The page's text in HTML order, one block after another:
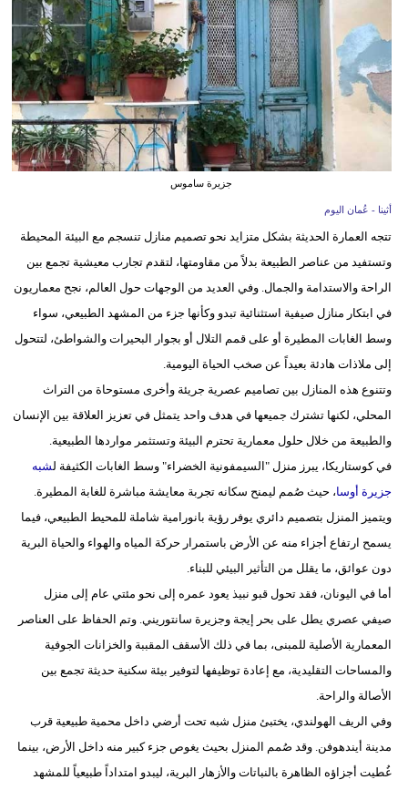
ديكور
أخبار
إعلام
تعليم
علوم
وتكنولوجيا
بيئة
مدوَّنات
فيديو
سيارات
جزيرة ساموس
أثينا - عُمان اليوم
تتجه العمارة الحديثة بشكل متزايد نحو تصميم منازل تنسجم مع البيئة المحيطة
وتستفيد من عناصر الطبيعة بدلاً من مقاومتها، لتقدم تجارب معيشية تجمع بين
الراحة والاستدامة والجمال. وفي العديد من الوجهات حول العالم، نجح معماريون
في ابتكار منازل صيفية استثنائية تبدو وكأنها جزء من المشهد الطبيعي، سواء
وسط الغابات المطيرة أو على قمم التلال أو بجوار البحيرات والشواطئ، لتتحول
إلى ملاذات هادئة بعيداً عن صخب الحياة اليومية.
وتتنوع هذه المنازل بين تصاميم عصرية جريئة وأخرى مستوحاة من التراث
المحلي، لكنها تشترك جميعها في هدف واحد يتمثل في تعزيز العلاقة بين الإنسان
والطبيعة من خلال حلول معمارية تحترم البيئة وتستثمر مواردها الطبيعية.
في كوستاريكا، يبرز منزل "السيمفونية الخضراء" وسط الغابات الكثيفة لشبه
جزيرة أوسا، حيث صُمم ليمنح سكانه تجربة معايشة مباشرة للغابة المطيرة.
ويتميز المنزل بتصميم دائري يوفر رؤية بانورامية شاملة للمحيط الطبيعي، فيما
يسمح ارتفاع أجزاء منه عن الأرض باستمرار حركة المياه والهواء والحياة البرية
دون عوائق، ما يقلل من التأثير البيئي للبناء.
أما في اليونان، فقد تحول قبو نبيذ يعود عمره إلى نحو مئتي عام إلى منزل
صيفي عصري يطل على بحر إيجة وجزيرة سانتوريني. وتم الحفاظ على العناصر
المعمارية الأصلية للمبنى، بما في ذلك الأسقف المقببة والخزانات الجوفية
والمساحات التقليدية، مع إعادة توظيفها لتوفير بيئة سكنية حديثة تجمع بين
الأصالة والراحة.
وفي الريف الهولندي، يختبئ منزل شبه تحت أرضي داخل محمية طبيعية قرب
مدينة أيندهوفن. وقد صُمم المنزل بحيث يغوص جزء كبير منه داخل الأرض، بينما
غُطيت أجزاؤه الظاهرة بالنباتات والأزهار البرية، ليبدو امتداداً طبيعياً للمشهد